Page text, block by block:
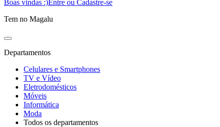
Boas vindas :)Entre ou Cadastre-se
Tem no Magalu
Departamentos
Celulares e Smartphones
TV e Vídeo
Eletrodomésticos
Móveis
Informática
Moda
Todos os departamentos